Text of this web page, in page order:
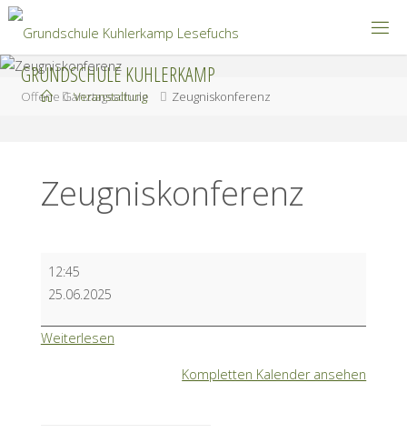
Zum
Inhalt
springen
GRUNDSCHULE KUHLERKAMP
Offene Ganztagsschule
StartVeranstaltung Zeugniskonferenz
Zeugniskonferenz
Zeugniskonferenz
12:45
25.06.2025
Weiterlesen
Kompletten Kalender ansehen